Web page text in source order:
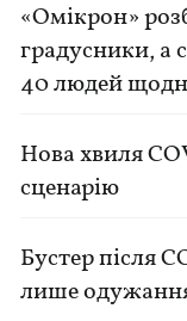
«Омікрон»
градусники, а
40 людей
Нова хвиля
сценарію
Бустер після
лише